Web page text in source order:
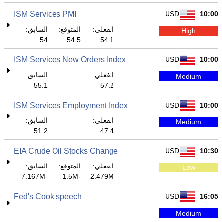
10:00
USD
ISM Services PMI
High
الفعلي:
54.1
المتوقع:
54.5
السابق:
54
10:00
USD
ISM Services New Orders Index
Medium
الفعلي:
57.2
السابق:
55.1
10:00
USD
ISM Services Employment Index
Medium
الفعلي:
47.4
السابق:
51.2
10:30
USD
EIA Crude Oil Stocks Change
Low
الفعلي:
2.479M
المتوقع:
-1.5M
السابق:
-7.167M
16:05
USD
Fed's Cook speech
Medium